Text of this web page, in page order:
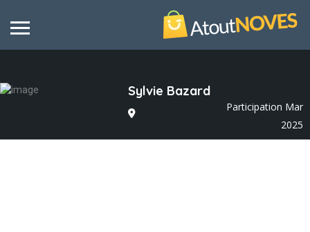
Sylvie Bazard
Participation Mar
2025